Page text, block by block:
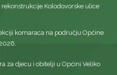
Kolodovorske ulice
komaraca na području Općine
za djecu i obitelji u Općini Veliko